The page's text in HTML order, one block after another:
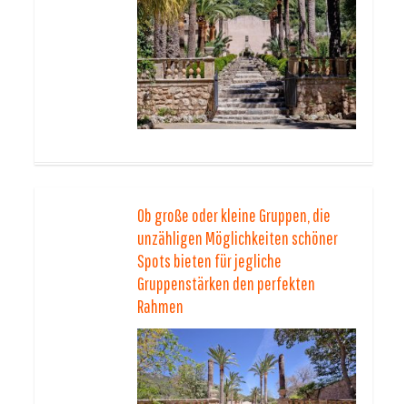
Ob große oder kleine Gruppen, die
unzähligen Möglichkeiten schöner
Spots bieten für jegliche
Gruppenstärken den perfekten
Rahmen